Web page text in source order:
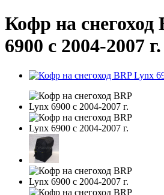
Кофр на снегоход
6900 с 2004-2007 г.